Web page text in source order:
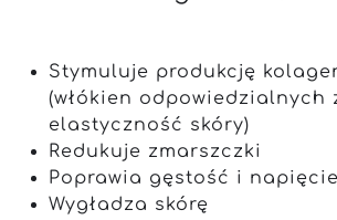
Stymuluje produkcję
(włókien odpowiedzialnych
elastyczność skóry)
Redukuje zmarszczki
Poprawia gęstość i
Wygładza skórę